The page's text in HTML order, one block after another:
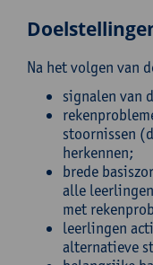
Na het volgen van
signalen van
stoornissen
herkennen;
brede
alle
met
leerlingen
alternatieve